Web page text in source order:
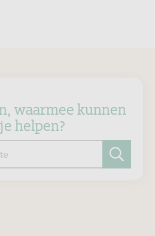
waarmee kunnen
helpen?